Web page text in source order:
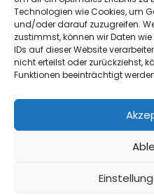
Technologien wie Cookies, um
und/oder darauf zuzugreifen.
zustimmst, können wir Daten
IDs auf dieser Website
nicht erteilst oder zurückziehst,
Funktionen beeinträchtigt
Impressum|
Einklang & Balance |